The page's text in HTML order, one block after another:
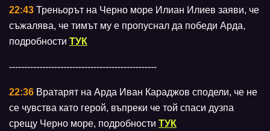
22:43 Треньорът на Черно море Илиан Илиев заяви, че
съжалява, че тимът му е пропуснал да победи Арда,
подробности ТУК
-------------------------------------------------
22:36 Вратарят на Арда Иван Караджов сподели, че не
се чувства като герой, въпреки че той спаси дузпа
срещу Черно море, подробности ТУК